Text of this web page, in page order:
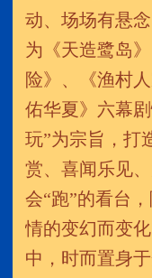
动、场场有悬
为《天造鹭岛
险》、《渔村
佑华夏》六幕
玩”为宗旨，打
赏、喜闻乐见
会“跑”的看台
情的变幻而变
中，时而置身